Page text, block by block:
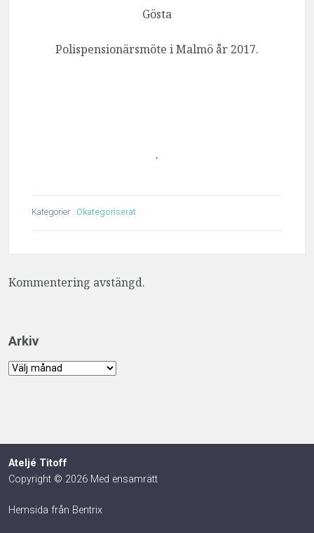
Gösta
Polispensionärsmöte i Malmö år 2017.
.
Kategorier : Okategoriserat
Kommentering avstängd.
Arkiv
Arkiv
Ateljé Titoff
Copyright © 2026 Med ensamrätt
Hemsida från Bentrix